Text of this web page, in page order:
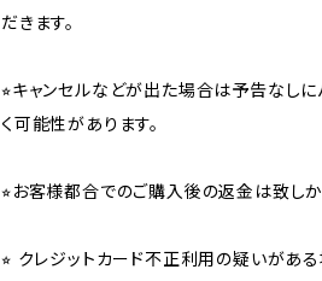
だきます。
⭐︎キャンセルなどが出た場合は予告なし
く可能性があります。
⭐︎お客様都合でのご購入後の返金は致しか
⭐︎ クレジットカード不正利用の疑いがあ